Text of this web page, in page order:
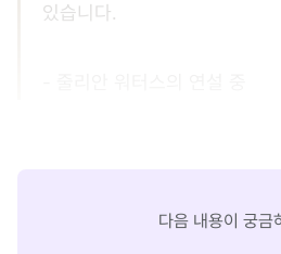
있습니다.
다음 내용이 궁금